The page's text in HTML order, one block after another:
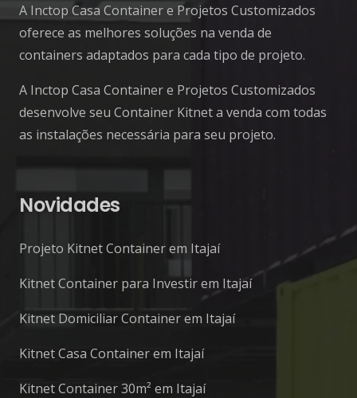
A Inctop Casa Container e Projetos Customizados
oferece as melhores soluções na venda de
containers adaptados para cada tipo de projeto.
A Inctop Casa Container e Projetos Customizados
desenvolve seu Container Kitnet a venda com todas
as instalações necessária para seu projeto.
Novidades
Projeto Kitnet Container em Itajaí
Kitnet Container para Investir em Itajaí
Kitnet Domiciliar Container em Itajaí
Kitnet Casa Container em Itajaí
Kitnet Container 30m² em Itajaí